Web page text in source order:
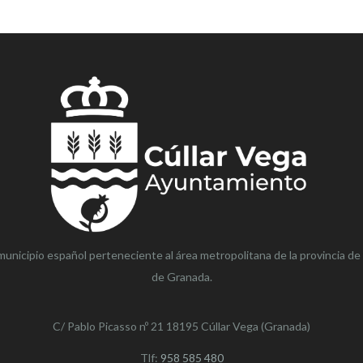
español perteneciente al área metropolitana de la provincia
de Granada.
C/ Pablo Picasso nº 21 18195 Cúllar Vega (Granada)
Tlf: 958 585 480